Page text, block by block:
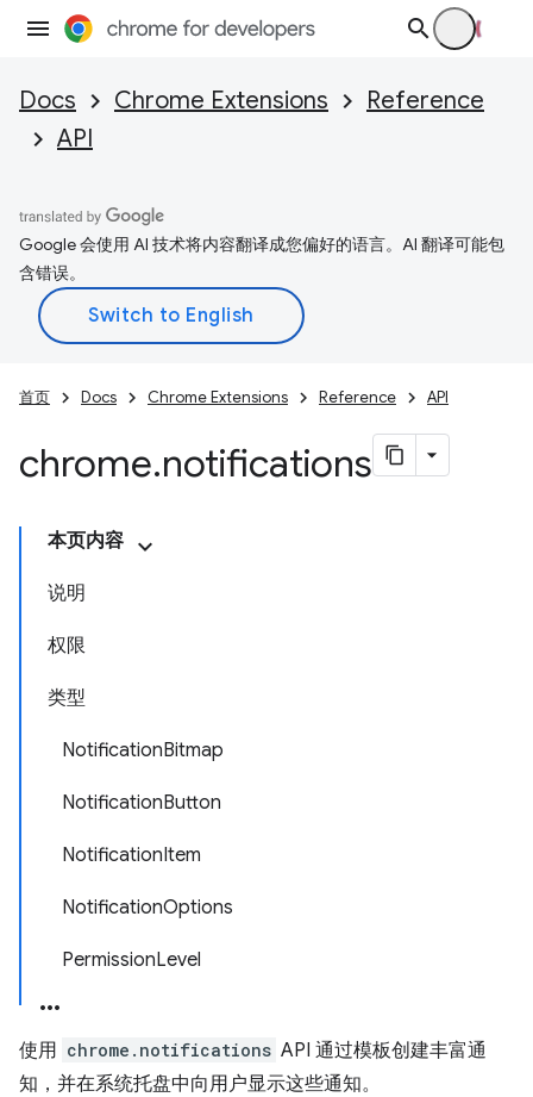
Docs Chrome Extensions
Reference
API
Google 会使用 AI 技术将内容翻译成您偏好的语言。AI 翻译可能包
含错误。
首页 Docs Chrome Extensions Reference API
chrome.notifications
本页内容
说明
权限
类型
NotificationBitmap
NotificationButton
NotificationItem
NotificationOptions
PermissionLevel
使用 chrome.notifications API 通过模板创建丰富通
知，并在系统托盘中向用户显示这些通知。